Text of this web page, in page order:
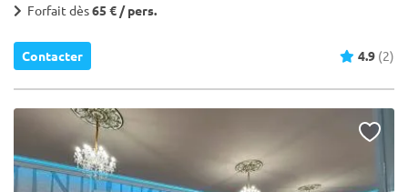
Forfait dès65 € / pers.
Contacter 4.9 (2)